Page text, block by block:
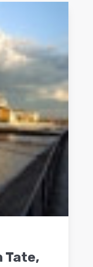
Tate,